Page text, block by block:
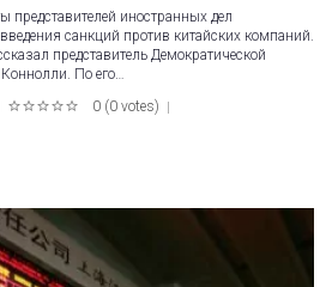
иностранных дел
санкций против китайских компаний.
представитель Демократической
По его…
0 (0 votes)